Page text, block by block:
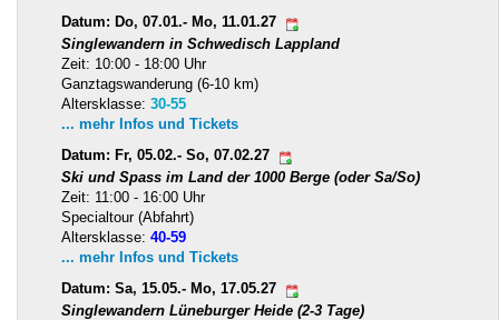
Datum: Do, 07.01.- Mo, 11.01.27
Singlewandern in Schwedisch Lappland
Zeit: 10:00 - 18:00 Uhr
Ganztagswanderung (6-10 km)
Altersklasse: 30-55
... mehr Infos und Tickets
Datum: Fr, 05.02.- So, 07.02.27
Ski und Spass im Land der 1000 Berge (oder Sa/So)
Zeit: 11:00 - 16:00 Uhr
Specialtour (Abfahrt)
Altersklasse: 40-59
... mehr Infos und Tickets
Datum: Sa, 15.05.- Mo, 17.05.27
Singlewandern Lüneburger Heide (2-3 Tage)